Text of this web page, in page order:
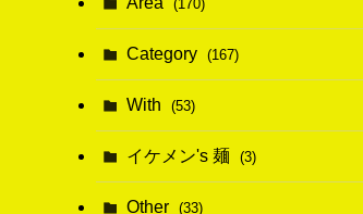
(170)
(1)
Category (167)
(114)
With (53)
(15)
(43)
イケメン's 麺 (3)
Other (33)